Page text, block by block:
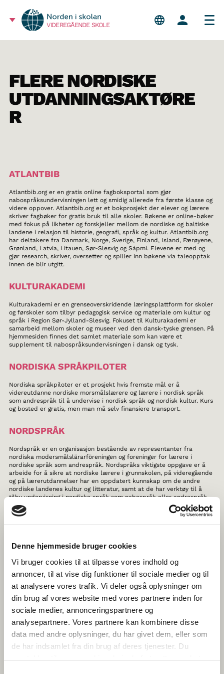
Denne hjemmeside bruger cookies
Vi bruger cookies til at tilpasse vores indhold og
annoncer, til at vise dig funktioner til sociale medier og til
at analysere vores trafik. Vi deler også oplysninger om
din brug af vores website med vores partnere inden for
sociale medier, annonceringspartnere og
analysepartnere. Vores partnere kan kombinere disse
data med andre oplysninger, du har givet dem, eller som
de har indsamlet fra din brug af deres tjenester. Du
samtykker til vores cookies, hvis du fortsætter med at
VIDEREGÅENDE SKOLE
FLERE NORDISKE
UTDANNINGSAKTØRE
R
ATLANTBIB
Atlantbib.org er en gratis online fagboksportal som gjør
nabospråksundervisningen lett og smidig allerede fra første klasse og
videre oppover. Atlantbib.org er et bokprosjekt der elever og lærere
skriver fagbøker for gratis bruk til alle skoler. Bøkene er online-bøker
med fokus på likheter og forskjeller mellom de nordiske og baltiske
landene i relasjon til historie, geografi, språk og kultur. Atlantbib.org
har deltakere fra Danmark, Norge, Sverige, Finland, Island, Færøyene,
Grønland, Latvia, Litauen, Sør-Slesvig og Sápmi. Elevene er med og
gjør research, skriver, oversetter og spiller inn bøkene via taleopptak
innen de blir utgitt.
KULTURAKADEMI
Kulturakademi er en grenseoverskridende læringsplattform for skoler
og førskoler som tilbyr pedagogisk service og materiale om kultur og
språk i Region Sør-Jylland-Slesvig. Fokuset til Kulturakademi er
samarbeid mellom skoler og museer ved den dansk-tyske grensen. På
hjemmesiden finnes det samlet materiale som kan være et
supplement til nabospråksundervisningen i dansk og tysk.
NORDISKA SPRÅKPILOTER
Nordiska språkpiloter er et prosjekt hvis fremste mål er å
videreutdanne nordiske morsmålslærere og lærere i nordisk språk
som andrespråk til å undervise i nordisk språk og nordisk kultur. Kurs
og bosted er gratis, men man må selv finansiere transport.
NORDSPRÅK
Nordspråk er en organisasjon bestående av representanter fra
nordiska modersmålslärarföreningen og foreninger for lærere i
nordiske språk som andrespråk. Nordspråks viktigste oppgave er å
arbeide for å sikre at nordiske lærere i grunnskolen, på videregående
og på lærerutdannelser har en oppdatert kunnskap om de andre
nordiske landenes kultur og litteratur, samt at de har verktøy til å
tilby undervisning i nordiske språk som nabospråk eller andrespråk.
Nordspråk har arbeidet med utvikling av kurs og publikasjoner til
nordiske lærere i mer enn 30 år.
LITERATURE
Her får du kunnskap om de siste strømmingene i nordisk
kvinnelitteratur samtidig som du kan fordype deg i mer enn 1000 års
kvinnelitteraturhistorie fra Sverige, Norge, Danmark, Finland,
Færøyene, Island, Grønland og Åland. Alt skrevet av Nordens ledende
litteraturhistorikere.
TEGNTUBE
Nettstedet TegnTube retter seg mot barn og unge som er nysgjerrige
på tegnspråkene i Norden, samt voksne pårørende til tegnspråklig
yrker med barn og unge. Her kan du se filmer der tegnspråklige barn